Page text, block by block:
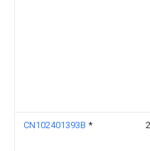
CN102401393B *